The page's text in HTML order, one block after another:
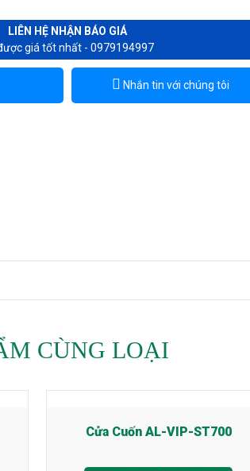
LIÊN HỆ NHẬN BÁO GIÁ
giá tốt nhất - 0979194997
Nhắn tin với chúng tôi
CÙNG LOẠI
Cửa Cuốn AL-VIP-ST700